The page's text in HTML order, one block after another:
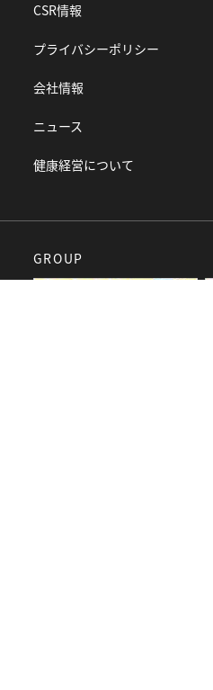
CSR情報
プライバシーポリシー
会社情報
ニュース
健康経営について
GROUP